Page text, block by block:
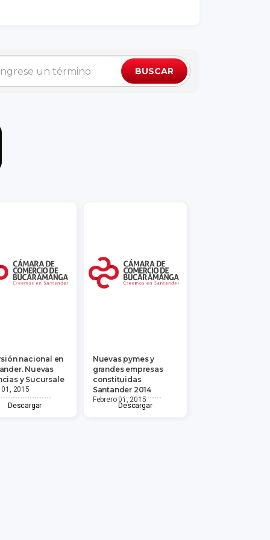
BUSCAR
nacional en
Nuevas
y Sucursale
01, 2015
Descargar
Nuevas pymes y
grandes empresas
constituidas
Santander 2014
Febrero 01, 2015
Descargar